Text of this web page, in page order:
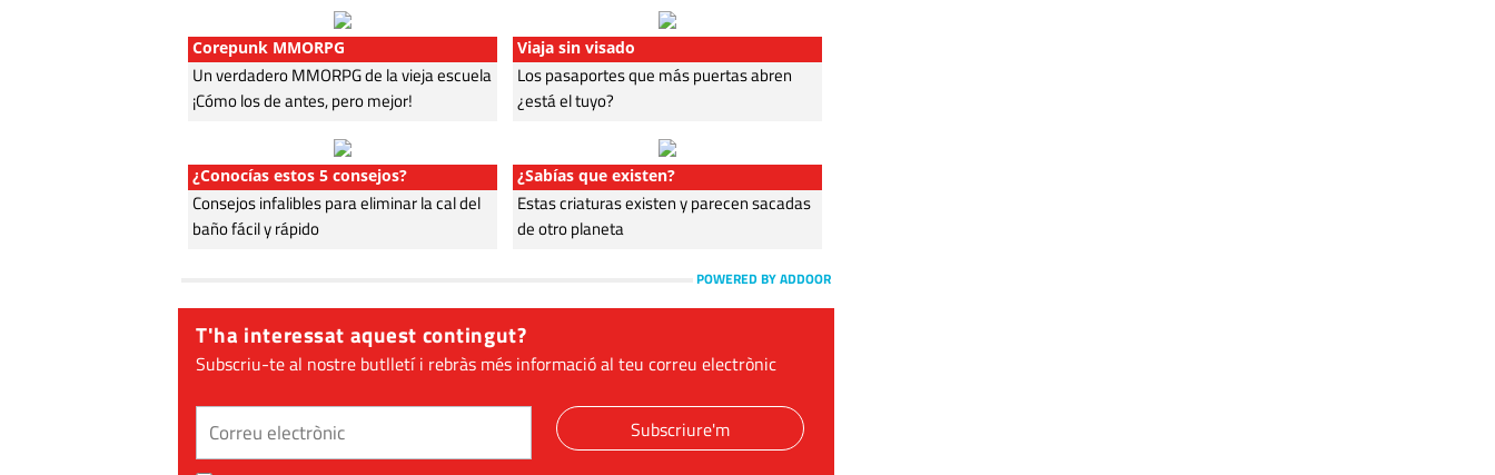
Corepunk MMORPG
Un verdadero MMORPG de la vieja escuela
¡Cómo los de antes, pero mejor!
Viaja sin visado
Los pasaportes que más puertas abren
¿está el tuyo?
¿Conocías estos 5 consejos?
Consejos infalibles para eliminar la cal del
baño fácil y rápido
¿Sabías que existen?
Estas criaturas existen y parecen sacadas
de otro planeta
POWERED BY ADDOOR
T'ha interessat aquest contingut?
Subscriu-te al nostre butlletí i rebràs més informació al teu correu electrònic
Subscriure'm